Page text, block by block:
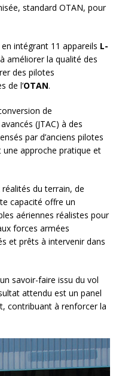
standard OTAN, pour
intégrant 11 appareils L-
améliorer la qualité des
des pilotes
de l’OTAN.
de
(JTAC) à des
par d’anciens pilotes
une approche pratique et
du terrain, de
capacité offre un
aériennes réalistes pour
forces armées
et prêts à intervenir dans
savoir-faire issu du vol
attendu est un panel
contribuant à renforcer la